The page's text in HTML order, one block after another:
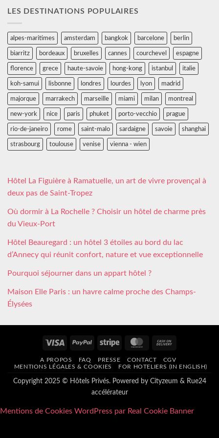
LES DESTINATIONS POPULAIRES
alpes-maritimes amsterdam bangkok barcelone berlin
biarritz bordeaux bruxelles cannes courchevel espagne
florence grece haute-savoie hong-kong istanbul italie
koh-samui lisbonne londres lourdes lyon madrid
majorque marrakech marseille miami milan montreal
new-york nice paris phuket porto-vecchio prague
rio-de-janeiro rome saint-malo sardaigne savoie shanghai
strasbourg toulouse venise vienna - wien
Hôtel La Figuière à Ramatuelle, un art de vivre provençal à
deux pas de Saint-Tropez
Où dormir à La Rochelle ? Choisir un hôtel de charme près
du Vieux-Port
Hôtel Beauregard : un hôtel 3 étoiles au bord du lac
d’Annecy qui réunit confort, nature et vue exceptionnelle
Pourquoi séjourner dans un appart hôtel ?
Maison Elle Paris : un havre calme proche des Champs-
Élysées
Visa PayPal Stripe MasterCard
Delivery
A PROPOS FAQ PRESSE CONTACT
CGV
MENTIONS LÉGALES & COOKIES
FOR HOTELIERS (IN ENGLISH)
Copyright 2025 © Hôtels Privés. Powered by Cityzeum & Rue24
accélérateur
Mentions de Cookies WordPress par Real Cookie Banner